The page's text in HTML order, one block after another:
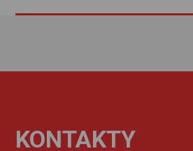
KONTAKTY